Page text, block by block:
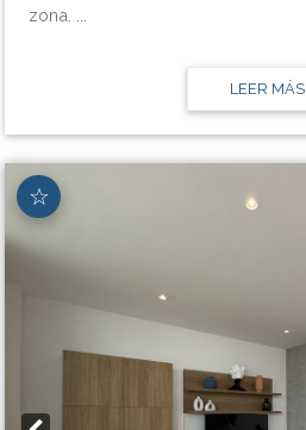
zona. ...
LEER MÁS
☆